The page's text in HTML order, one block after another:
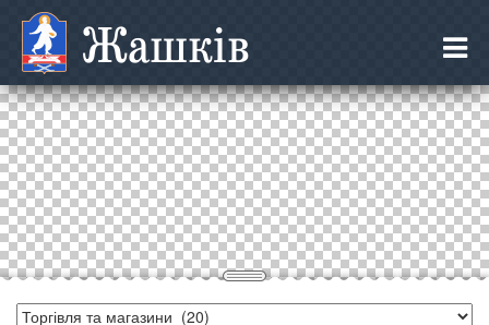
Жашків